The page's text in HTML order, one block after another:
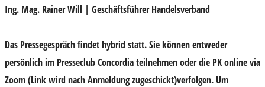
Ing. Mag. Rainer Will | Geschäftsführer Handelsverband
Das Pressegespräch findet hybrid statt. Sie können entweder
persönlich im Presseclub Concordia teilnehmen oder die PK online via
Zoom(Link wird nach Anmeldung zugeschickt)verfolgen. Um